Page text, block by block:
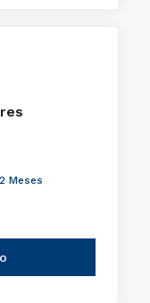
Meses